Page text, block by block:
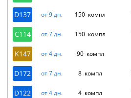
D137 от 9 дн. 150 компл
C114 от 7 дн. 150 компл
K147 от 4 дн. 90 компл
D172 от 7 дн. 8 компл
D122 от 4 дн. 4 компл